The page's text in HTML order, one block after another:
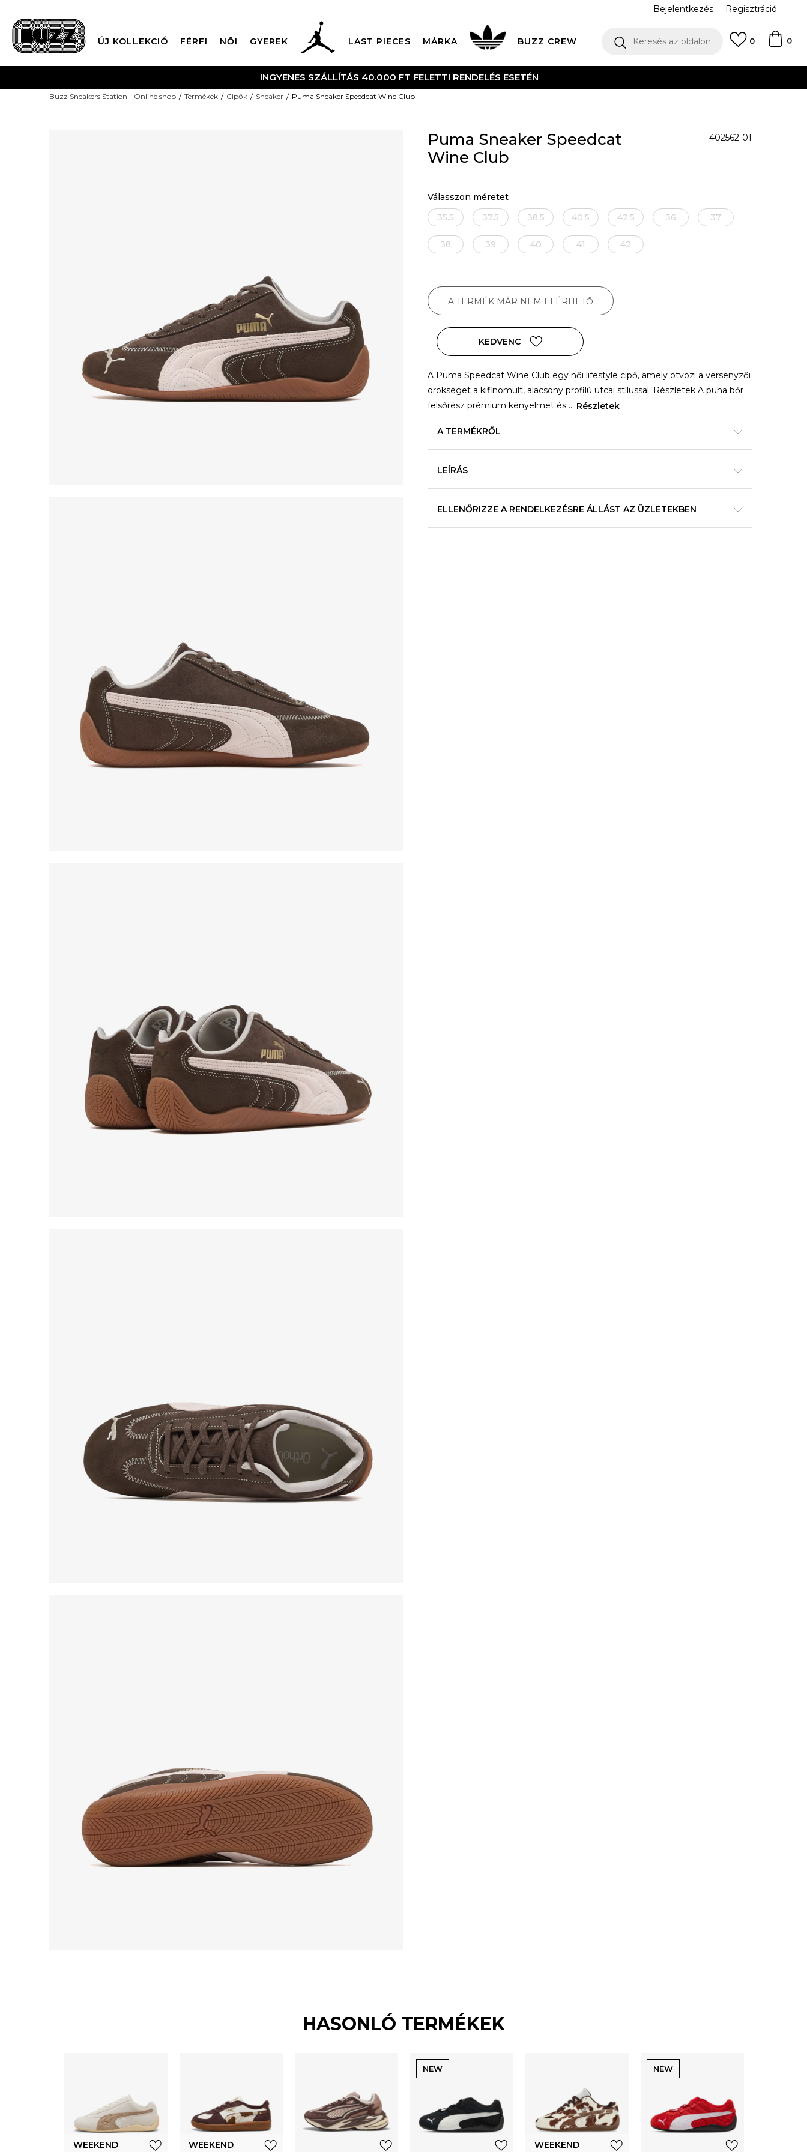
Bejelentkezés Regisztráció
ÚJ KOLLEKCIÓ FÉRFI NŐI GYEREK LAST PIECES MÁRKA BUZZ CREW Keresés az oldalon 0
0
INGYENES SZÁLLÍTÁS 40.000 FT FELETTI RENDELÉS ESETÉN
Buzz Sneakers Station - Online shop Termékek Cipők Sneaker Puma Sneaker Speedcat Wine Club
Puma Sneaker Speedcat
Wine Club
402562-01
Válasszon méretet
35.5
37.5 38.5 40.5 42.5 36 37
38 39 40 41 42
A TERMÉK MÁR NEM ELÉRHETŐ
KEDVENC
A Puma Speedcat Wine Club egy női lifestyle cipő, amely ötvözi a versenyzői
örökséget a kifinomult, alacsony profilú utcai stílussal. Részletek A puha bőr
felsőrész prémium kényelmet és ... Részletek
A TERMÉKRŐL
LEÍRÁS
ELLENŐRIZZE A RENDELKEZÉSRE ÁLLÁST AZ ÜZLETEKBEN
HASONLÓ TERMÉKEK
WEEKEND WEEKEND
NEW
WEEKEND
NEW